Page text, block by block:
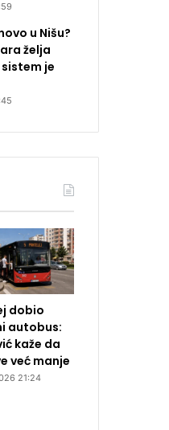
u Nišu?
želja
je
dobio
autobus:
kaže da
već manje
21:24